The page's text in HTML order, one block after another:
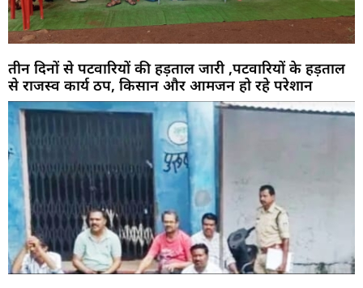
तीन दिनों से पटवारियों की हड़ताल जारी ,पटवारियों के हड़ताल
से राजस्व कार्य ठप, किसान और आमजन हो रहे परेशान